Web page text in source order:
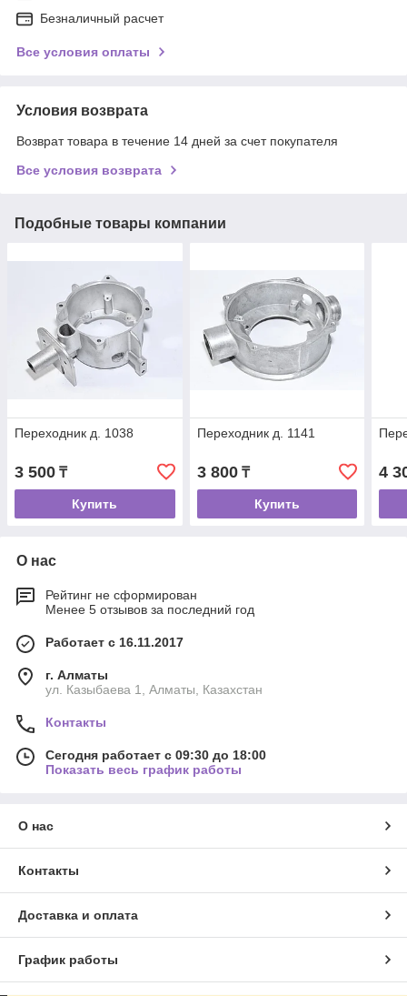
Безналичный расчет
Все условия оплаты
Условия возврата
Возврат товара в течение 14 дней за счет покупателя
Все условия возврата
Подобные товары компании
Переходник д. 1038
3 500 ₸
Купить
Переходник д. 1141
3 800₸
Купить
4
О нас
Рейтинг не сформирован
Менее 5 отзывов за последний год
Работает с 16.11.2017
г. Алматы
ул. Казыбаева 1, Алматы, Казахстан
Контакты
Сегодня работает с 09:30 до 18:00
Показать весь график работы
О нас
Контакты
Доставка и оплата
График работы